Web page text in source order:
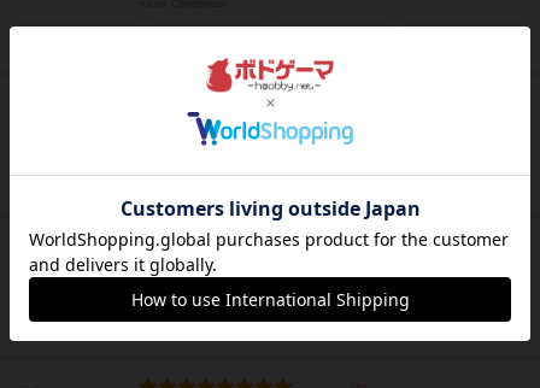
我と王のために
For the King (and Me)
2～5人 30分前後 10歳～ 2021年
王と枢機卿
3～5人 50～60分 12歳～ 2000年